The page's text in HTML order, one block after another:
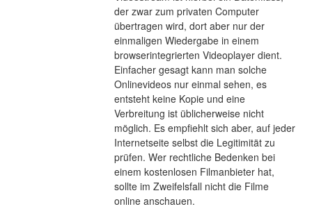
der zwar zum privaten Computer
übertragen wird, dort aber nur der
einmaligen Wiedergabe in einem
browserintegrierten Videoplayer dient.
Einfacher gesagt kann man solche
Onlinevideos nur einmal sehen, es
entsteht keine Kopie und eine
Verbreitung ist üblicherweise nicht
möglich. Es empfiehlt sich aber, auf jeder
Internetseite selbst die Legitimität zu
prüfen. Wer rechtliche Bedenken bei
einem kostenlosen Filmanbieter hat,
sollte im Zweifelsfall nicht die Filme
online anschauen.